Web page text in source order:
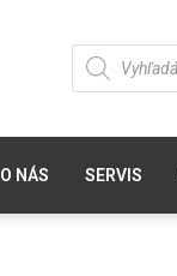
O NÁS SERVIS